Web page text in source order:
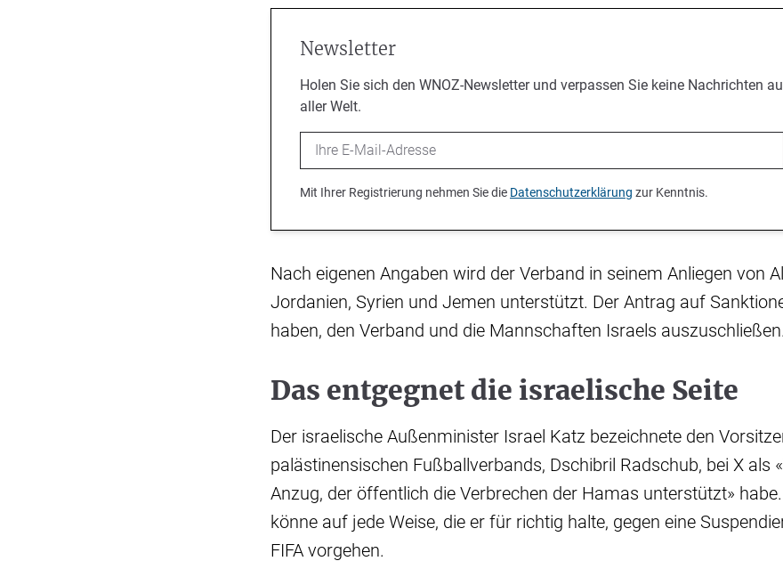
Newsletter
Holen Sie sich den WNOZ-Newsletter und verpassen Sie keine Nachrichten
aller Welt.
Email
Mit Ihrer Registrierung nehmen Sie die Datenschutzerklärung zur Kenntnis.
Nach eigenen Angaben wird der Verband in seinem Anliegen von
Jordanien, Syrien und Jemen unterstützt. Der Antrag auf
haben, den Verband und die Mannschaften Israels auszuschließen.
Das entgegnet die israelische Seite
Der israelische Außenminister Israel Katz bezeichnete den
palästinensischen Fußballverbands, Dschibril Radschub, bei X als
Anzug, der öffentlich die Verbrechen der Hamas unterstützt»
könne auf jede Weise, die er für richtig halte, gegen eine
FIFA vorgehen.